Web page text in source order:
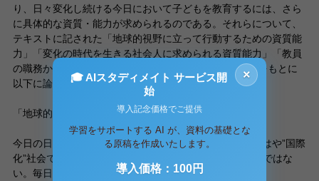
り、日々変化し続ける今日において子どもを教育するには、さら
に具体的な資質・能力が求められるのである。それらについて、
テキストに記された「地球的視野に立って行動するための資質能
力」「変化の時代を生きる社会人に求められる資質能力」「教員
の職務から必然的に求められる資質能力」の3つの分類をもとに
以下に論述する。
「地球的視野に立って行動するための資質能力」
今日の日本は文化的にも経済的にも国際化が見られ、もはや”国際
化”社会ではなく”国際”社会に生きているといっても過言ではな
い。毎日どこかで外国の人を見かけ、・・・・
×
🎓 AIスタディメイト サービス開
始
導入記念価格でご提供
学習をサポートする AI が、資料の基礎とな
る原稿を作成いたします。
導入価格：100円